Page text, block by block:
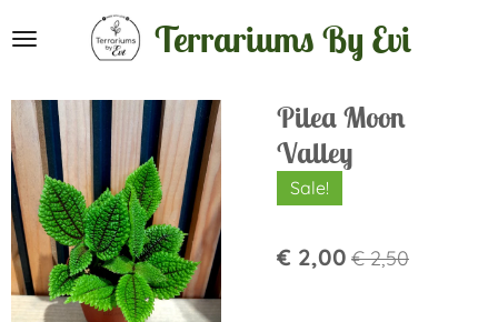
direct
de
hoofdinhoud
Terrariums By Evi
Pilea Moon
Valley
Sale!
€ 2,00 € 2,50